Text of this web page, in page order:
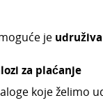
je
za plaćanje
koje želimo